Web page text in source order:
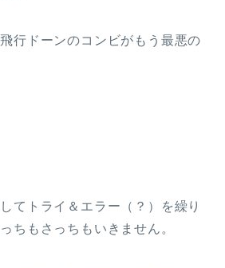
行ドーンのコンビがもう最悪の
てトライ＆エラー（？）を繰り
ちもさっちもいきません。